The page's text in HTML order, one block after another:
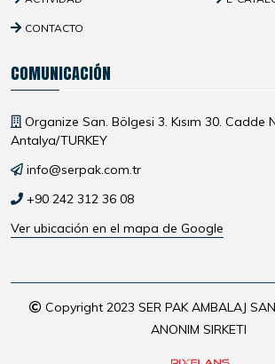
CONTACTO
COMUNICACIÓN
Organize San. Bölgesi 3. Kısım 30. Cadde
Antalya/TURKEY
info@serpak.com.tr
+90 242 312 36 08
Ver ubicación en el mapa de Google
Copyright 2023 SER PAK AMBALAJ
ANONIM SIRKETI